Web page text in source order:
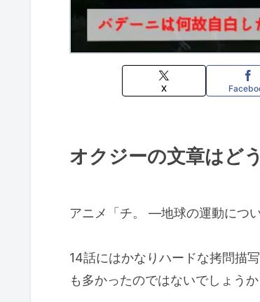
X
オクジーの文章はど
アニメ「チ。 ―地球の運動につ
14話にはかなりハードな拷問描
も多かったのではないでしょうか